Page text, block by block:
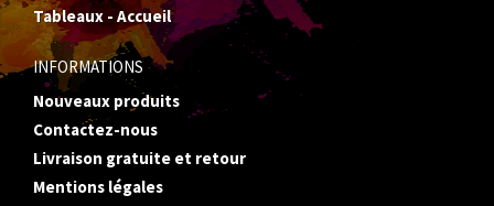
Tableaux - Accueil
INFORMATIONS
Nouveaux produits
Contactez-nous
Livraison gratuite et retour
Mentions légales